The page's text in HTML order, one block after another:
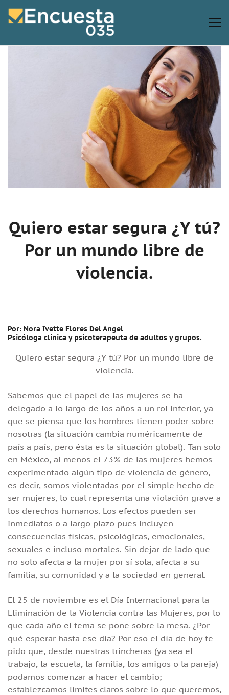
Quiero estar segura ¿Y tú?
Por un mundo libre de
violencia.
Por: Nora Ivette Flores Del Angel
Psicóloga clínica y psicoterapeuta de adultos y grupos.
Quiero estar segura ¿Y tú? Por un mundo libre de
violencia.
Sabemos que el papel de las mujeres se ha
delegado a lo largo de los años a un rol inferior, ya
que se piensa que los hombres tienen poder sobre
nosotras (la situación cambia numéricamente de
país a país, pero ésta es la situación global). Tan solo
en México, al menos el 73% de las mujeres hemos
experimentado algún tipo de violencia de género,
es decir, somos violentadas por el simple hecho de
ser mujeres, lo cual representa una violación grave a
los derechos humanos. Los efectos pueden ser
inmediatos o a largo plazo pues incluyen
consecuencias físicas, psicológicas, emocionales,
sexuales e incluso mortales. Sin dejar de lado que
no solo afecta a la mujer por sí sola, afecta a su
familia, su comunidad y a la sociedad en general.
El 25 de noviembre es el Día Internacional para la
Eliminación de la Violencia contra las Mujeres, por lo
que cada año el tema se pone sobre la mesa. ¿Por
qué esperar hasta ese día? Por eso el día de hoy te
pido que, desde nuestras trincheras (ya sea el
trabajo, la escuela, la familia, los amigos o la pareja)
podamos comenzar a hacer el cambio;
establezcamos límites claros sobre lo que queremos,